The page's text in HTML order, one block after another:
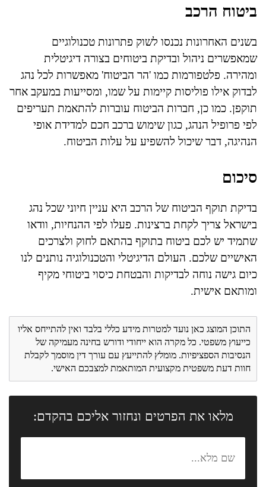
ביטוח הרכב
בשנים האחרונות נכנסו לשוק פתרונות טכנולוגיים
שמאפשרים ניהול ובדיקת ביטוחים בצורה דיגיטלית
ומהירה. פלטפורמות כמו 'הר הביטוח' מאפשרות לכל נהג
לבדוק אילו פוליסות קיימות על שמו, ומסייעות במעקב אחר
תוקפן. כמו כן, חברות הביטוח עוברות להתאמת תעריפים
לפי פרופיל הנהג, כגון שימוש ברכב חכם למדידת אופי
הנהיגה, דבר שיכול להשפיע על עלות הביטוח.
סיכום
בדיקת תוקף הביטוח של הרכב היא עניין חיוני שכל נהג
בישראל צריך לקחת ברצינות. פעלו לפי ההנחיות, וודאו
שתמיד יש לכם ביטוח בתוקף בהתאם לחוק ולצרכים
האישיים שלכם. העולם הדיגיטלי והטכנולוגיה נותנים לנו
כיום גישה נוחה לבדיקות והבטחת כיסוי ביטוחי מקיף
ומותאם אישית.
התוכן המוצג כאן נועד למטרות מידע כללי בלבד ואין להתייחס אליו
כייעוץ משפטי. כל מקרה הוא ייחודי ודורש בחינה מעמיקה של
הנסיבות הספציפיות. מומלץ להתייעץ עם עורך דין מוסמך לקבלת
חוות דעת משפטית מקצועית המותאמת למצבכם האישי.
מלאו את הפרטים ונחזור אליכם בהקדם: